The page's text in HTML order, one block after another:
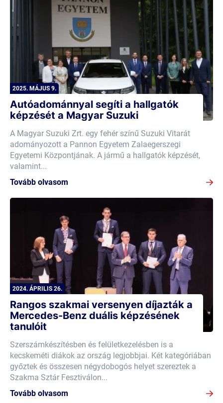
2025. MÁJUS 9.
Autóadománnyal segíti a hallgatók
képzését a Magyar Suzuki
A Magyar Suzuki Zrt. egy fehér színű Suzuki Vitarát
adományozott a Pannon Egyetem Zalaegerszegi
Egyetemi Központjának. A jármű a hallgatók képzését,
valamint...
Tovább olvasom
2024. ÁPRILIS 26.
Rangos szakmai versenyen díjazták a
Mercedes-Benz duális képzésének
tanulóit
Szerszámkészítésben és felületkezelésben is a
kecskeméti diákok az ország legjobbjai. Két kategóriában
győztek és összesen négydobogós helyet szereztek a
Szakma Sztár Fesztiválon...
Tovább olvasom